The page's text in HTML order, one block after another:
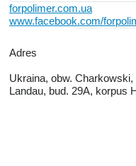
forpolimer.com.ua
www.facebook.com/
Adres
Ukraina, obw.
Landau, bud. 29A, korpus